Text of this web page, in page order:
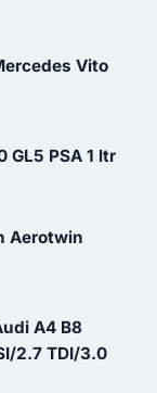
Vito
GL5 PSA 1 ltr
Aerotwin
A4 B8
2.7 TDI/3.0